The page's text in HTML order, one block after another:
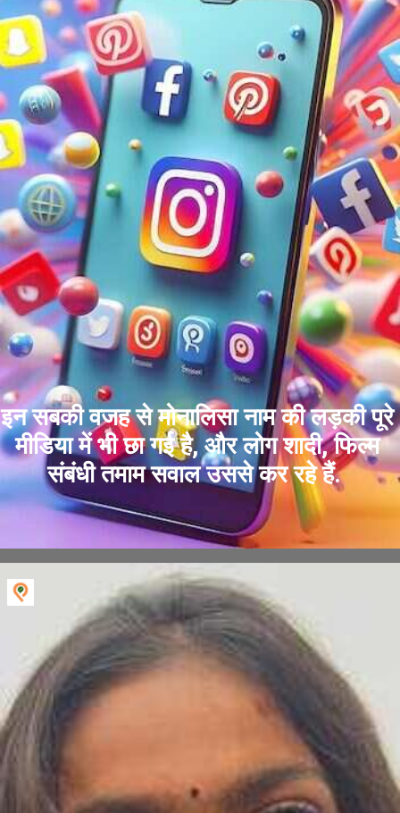
इन सबकी वजह से मोनालिसा नाम की लड़की पूरे
मीडिया में भी छा गई है, और लोग शादी, फिल्म
संबंधी तमाम सवाल उससे कर रहे हैं.